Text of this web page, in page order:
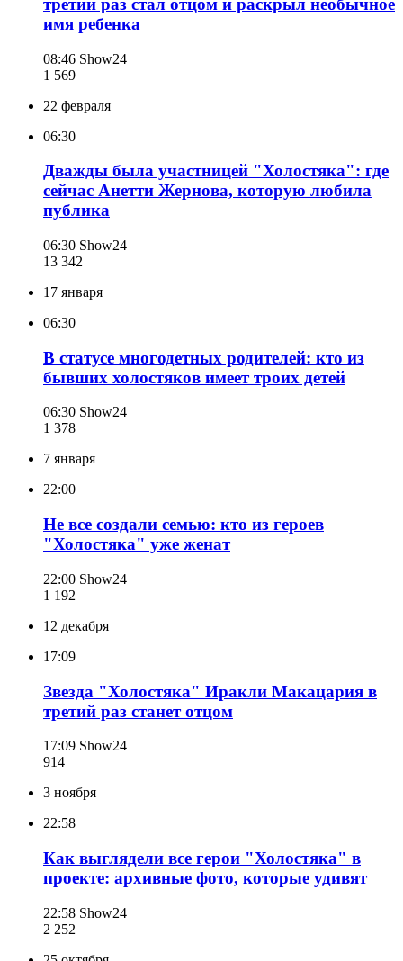
третий раз стал отцом и раскрыл необычное
имя ребенка
08:46 Show24
1 569
22 февраля
06:30
Дважды была участницей "Холостяка": где
сейчас Анетти Жернова, которую любила
публика
06:30 Show24
13 342
17 января
06:30
В статусе многодетных родителей: кто из
бывших холостяков имеет троих детей
06:30 Show24
1 378
7 января
22:00
Не все создали семью: кто из героев
"Холостяка" уже женат
22:00 Show24
1 192
12 декабря
17:09
Звезда "Холостяка" Иракли Макацария в
третий раз станет отцом
17:09 Show24
914
3 ноября
22:58
Как выглядели все герои "Холостяка" в
проекте: архивные фото, которые удивят
22:58 Show24
2 252